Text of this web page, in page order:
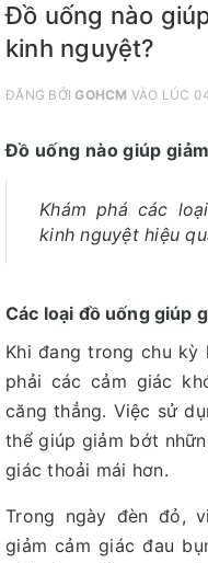
Đồ uống nào
kinh nguyệt?
ĐĂNG BỞIGOHCM VÀO LÚC
Đồ uống nào giúp
Khám phá các
kinh nguyệt hiệu
Các loại đồ uống giúp
Khi đang trong chu kỳ
phải các cảm giác
căng thẳng. Việc sử
thể giúp giảm bớt
giác thoải mái hơn.
Trong ngày đèn đỏ,
giảm cảm giác đau